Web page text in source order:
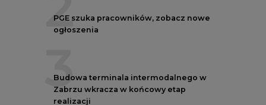
PGE szuka pracowników, zobacz nowe
ogłoszenia
3
Budowa terminala intermodalnego w
Zabrzu wkracza w końcowy etap
realizacji